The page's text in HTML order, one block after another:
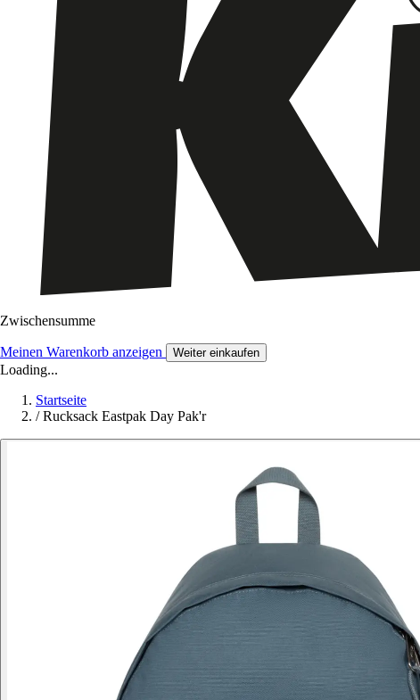
Zwischensumme
Meinen Warenkorb anzeigen Weiter einkaufen
Loading...
Startseite
/ Rucksack Eastpak Day Pak'r